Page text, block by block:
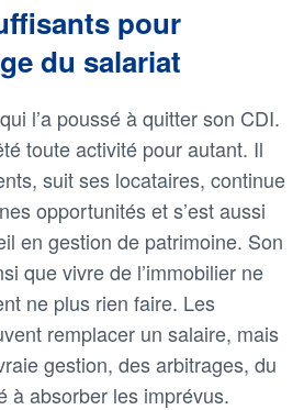
pour
du salariat
l’a poussé à quitter son CDI.
toute activité pour autant. Il
suit ses locataires, continue
opportunités et s’est aussi
en gestion de patrimoine. Son
que vivre de l’immobilier ne
ne plus rien faire. Les
remplacer un salaire, mais
gestion, des arbitrages, du
à absorber les imprévus.